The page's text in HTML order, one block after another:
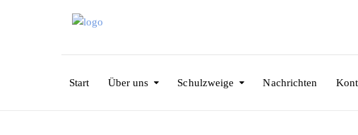
Start Über uns Schulzweige Nachrichten